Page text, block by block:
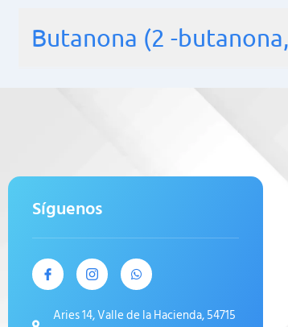
Butanona (2 -
Síguenos
Aries 14, Valle de la Hacienda, 54715